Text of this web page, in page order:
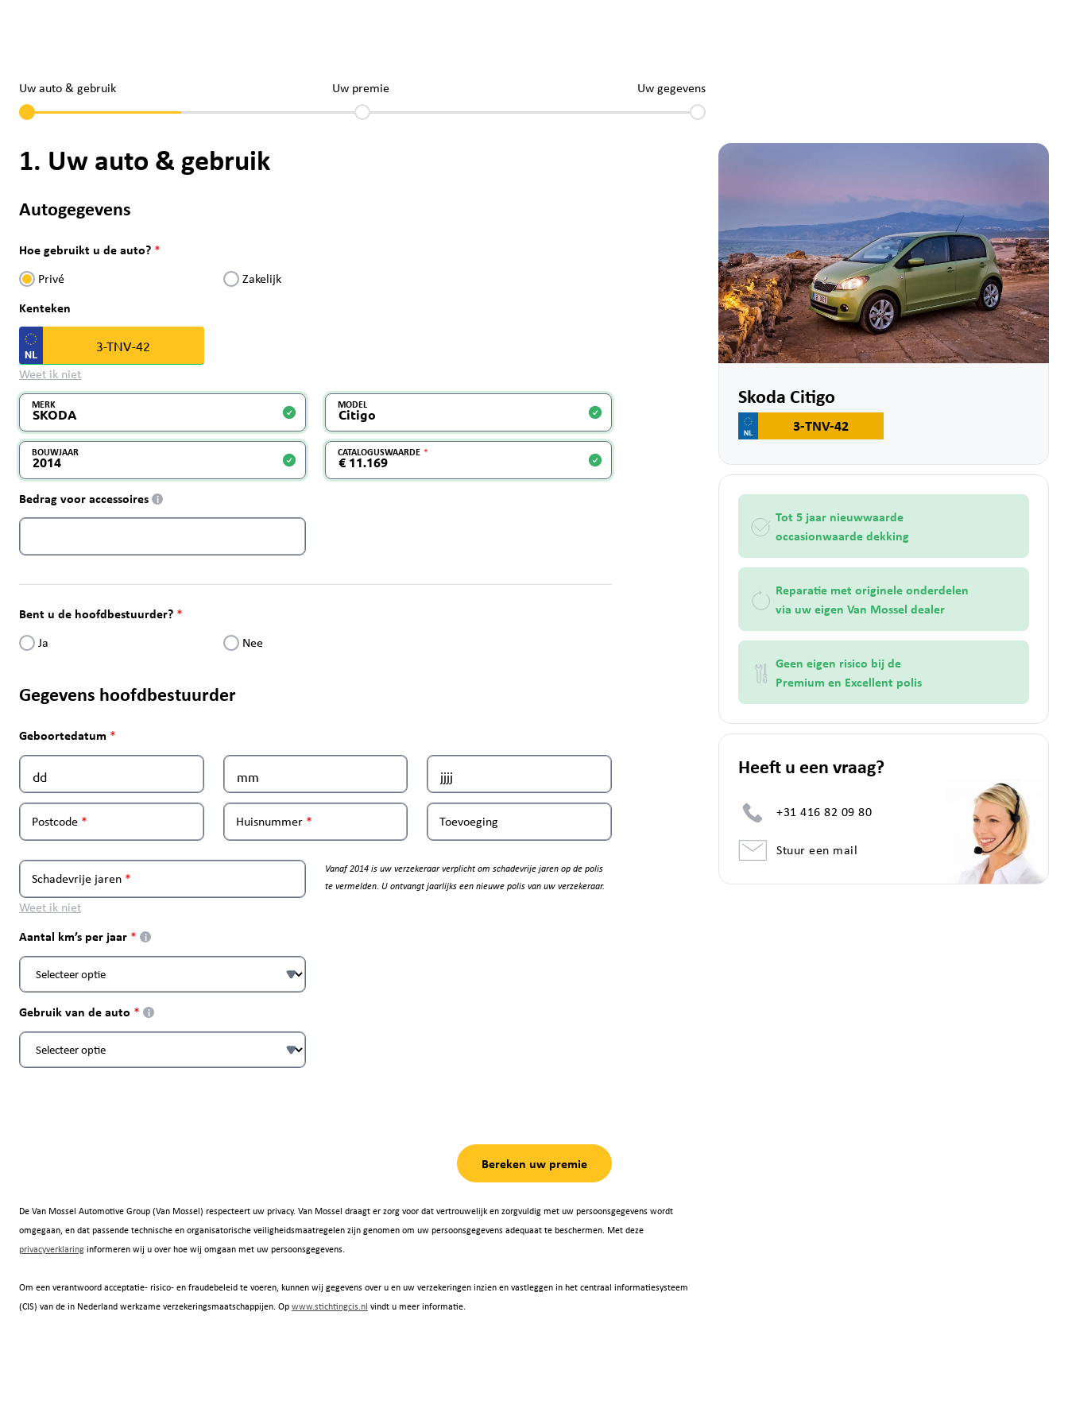
Uw auto & gebruik Uw premie Uw gegevens
1. Uw auto & gebruik
Autogegevens
Hoe gebruikt u de auto?
Privé Zakelijk
Kenteken
Weet ik niet
MERK MODEL
BOUWJAAR CATALOGUSWAARDE
Bedrag voor accessoires i
Bent u de hoofdbestuurder?
Ja Nee
Gegevens hoofdbestuurder
Geboortedatum
Postcode Huisnummer Toevoeging
Schadevrije jaren
Weet ik niet
Vanaf 2014 is uw verzekeraar verplicht om schadevrije jaren op de polis
te vermelden. U ontvangt jaarlijks een nieuwe polis van uw verzekeraar.
Aantal km’s per jaar i
Gebruik van de auto i
Bereken uw premie
De Van Mossel Automotive Group (Van Mossel) respecteert uw privacy. Van Mossel draagt er zorg voor dat vertrouwelijk en zorgvuldig met uw persoonsgegevens wordt
omgegaan, en dat passende technische en organisatorische veiligheidsmaatregelen zijn genomen om uw persoonsgegevens adequaat te beschermen. Met deze
privacyverklaringinformeren wij u over hoe wij omgaan met uw persoonsgegevens.
Om een verantwoord acceptatie- risico- en fraudebeleid te voeren, kunnen wij gegevens over u en uw verzekeringen inzien en vastleggen in het centraal informatiesysteem
(CIS) van de in Nederland werkzame verzekeringsmaatschappijen. Opwww.stichtingcis.nl vindt u meer informatie.
Skoda Citigo
3-TNV-42
Tot 5 jaar nieuwwaarde
occasionwaarde dekking
Reparatie met originele onderdelen
via uw eigen Van Mossel dealer
Geen eigen risico bij de
Premium en Excellent polis
Heeft u een vraag?
+31 416 82 09 80
Stuur een mail